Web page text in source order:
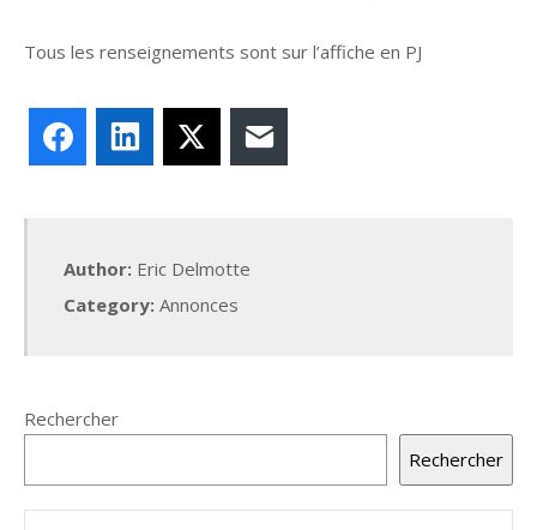
Tous les renseignements sont sur l’affiche en PJ
FacebookLinkedIn
Author: Eric Delmotte
Category: Annonces
Rechercher
Rechercher